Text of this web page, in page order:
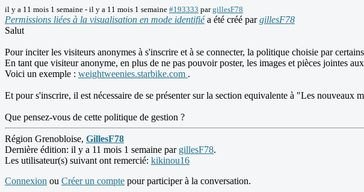
il y a 11 mois 1 semaine - il y a 11 mois 1 semaine #193333 pargillesF78
Permissions liées à la visualisation en mode identifiéa été créé pargillesF78
Salut
Pour inciter les visiteurs anonymes à s'inscrire et à se connecter, la politique choisie par
En tant que visiteur anonyme, en plus de ne pas pouvoir poster, les images et pièces jointes
Voici un exemple : weightweenies.starbike.com .
Et pour s'inscrire, il est nécessaire de se présenter sur la section equivalente à "Les nouveaux
Que pensez-vous de cette politique de gestion ?
Région Grenobloise, GillesF78
Dernière édition: il y a 11 mois 1 semaine par gillesF78.
Les utilisateur(s) suivant ont remercié: kikinou16
Connexion ou Créer un compte pour participer à la conversation.